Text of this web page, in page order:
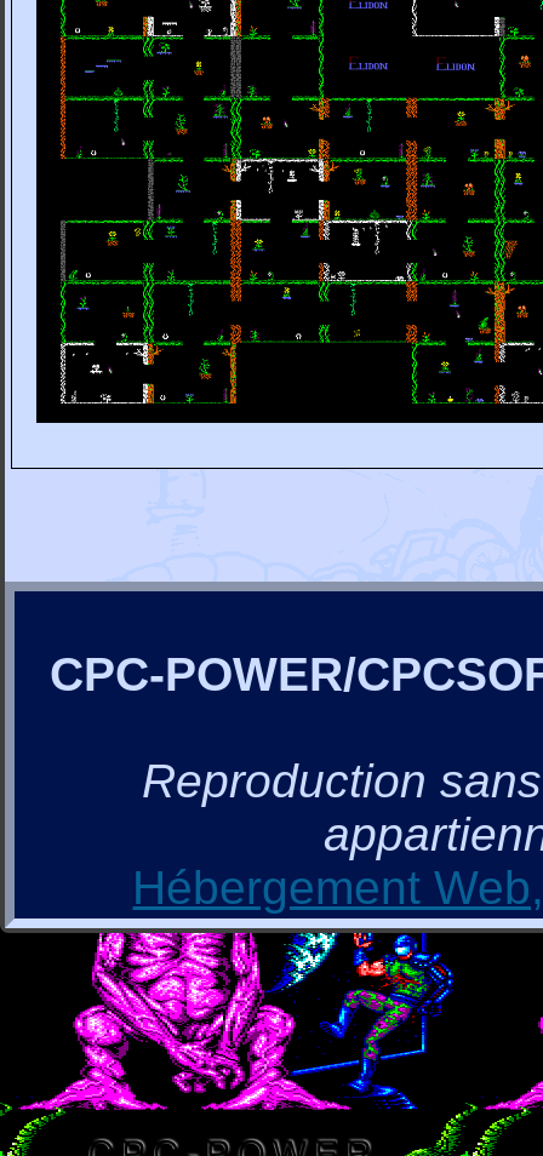
CPC-POWER/
Reproduction
Hébergement